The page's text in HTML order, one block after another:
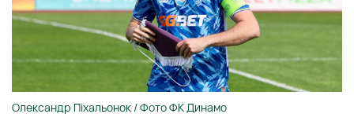
Олександр Піхальонок / Фото ФК Динамо